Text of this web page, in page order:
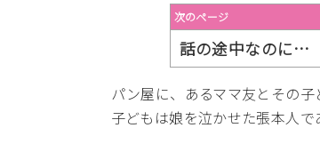
次のページ
話の途中なのに…
パン屋に、あるママ友とその子
子どもは娘を泣かせた張本人で